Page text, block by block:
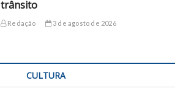
trânsito
Redação 3 de agosto de 2026
CULTURA